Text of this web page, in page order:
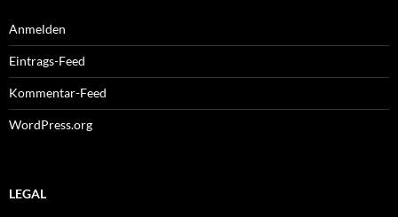
Anmelden
Eintrags-Feed
Kommentar-Feed
WordPress.org
LEGAL